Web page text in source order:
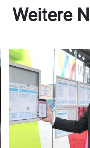
Weitere